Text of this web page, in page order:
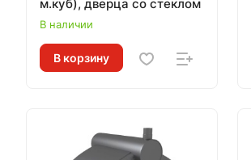
м.куб), дверца со стеклом
В наличии
В корзину